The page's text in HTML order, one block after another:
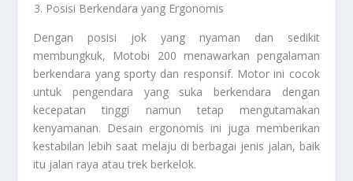
Posisi Berkendara yang Ergonomis
Dengan posisi jok yang nyaman dan sedikit
membungkuk, Motobi 200 menawarkan pengalaman
berkendara yang sporty dan responsif. Motor ini cocok
untuk pengendara yang suka berkendara dengan
kecepatan tinggi namun tetap mengutamakan
kenyamanan. Desain ergonomis ini juga memberikan
kestabilan lebih saat melaju di berbagai jenis jalan, baik
itu jalan raya atau trek berkelok.